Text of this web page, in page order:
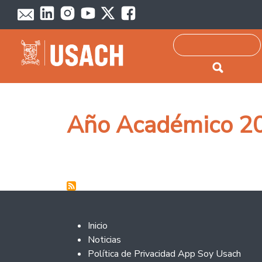
Passar para o conteúdo principal
Pesquisar
Año Académico
Footer 2
Inicio
Noticias
Política de Privacidad App Soy Usach